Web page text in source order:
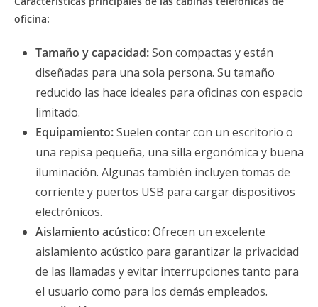
oficina:
Tamaño y capacidad:Son compactas y están
diseñadas para una sola persona. Su tamaño
reducido las hace ideales para oficinas con espacio
limitado.
Equipamiento:Suelen contar con un escritorio o
una repisa pequeña, una silla ergonómica y buena
iluminación. Algunas también incluyen tomas de
corriente y puertos USB para cargar dispositivos
electrónicos.
Aislamiento acústico:Ofrecen un excelente
aislamiento acústico para garantizar la privacidad
de las llamadas y evitar interrupciones tanto para
el usuario como para los demás empleados.